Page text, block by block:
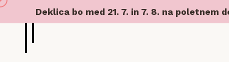
Deklica bo med 21. 7. in 7. 8. na